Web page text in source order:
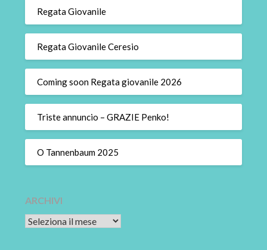
Regata Giovanile
Regata Giovanile Ceresio
Coming soon Regata giovanile 2026
Triste annuncio – GRAZIE Penko!
O Tannenbaum 2025
ARCHIVI
Archivi